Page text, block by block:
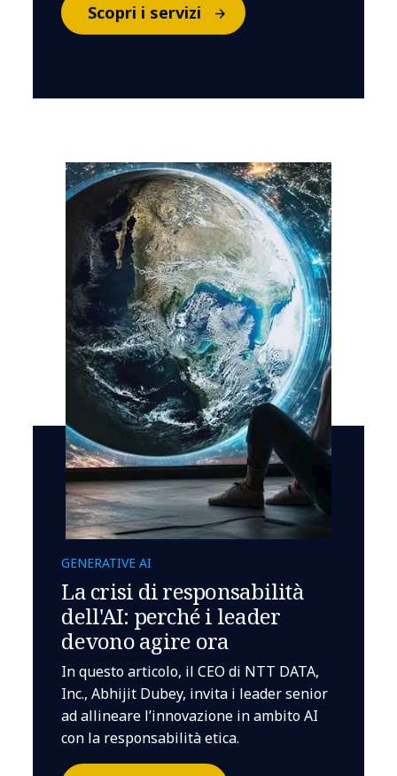
Scopri i servizi
GENERATIVE AI
La crisi di responsabilità
dell'AI: perché i leader
devono agire ora
In questo articolo, il CEO di NTT DATA,
Inc., Abhijit Dubey, invita i leader senior
ad allineare l’innovazione in ambito AI
con la responsabilità etica.